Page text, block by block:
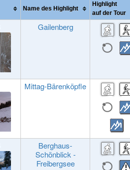
Name des Highlight
Highlight
auf der
Gailenberg
Mittag-Bärenköpfle
Berghaus-
Schönblick -
Freibergsee